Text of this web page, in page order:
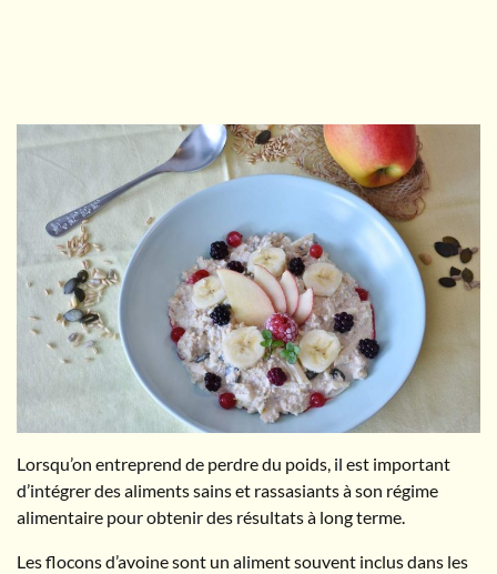
Lorsqu’on entreprend de perdre du poids, il est important
d’intégrer des aliments sains et rassasiants à son régime
alimentaire pour obtenir des résultats à long terme.
Les flocons d’avoine sont un aliment souvent inclus dans les